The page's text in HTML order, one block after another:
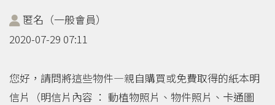
匿名（一般會員）
2020-07-29 07:11
您好，請問將這些物件—親自購買或免費取得的紙本明
信片（明信片內容 ： 動植物照片、物件照片、卡通圖